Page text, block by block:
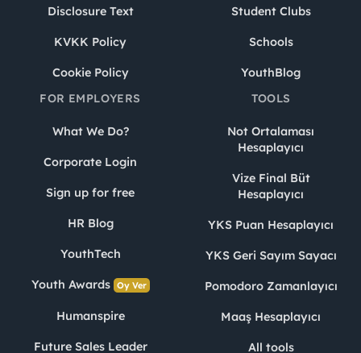
Disclosure Text
KVKK Policy
Cookie Policy
Student Clubs
Schools
YouthBlog
FOR EMPLOYERS
What We Do?
Corporate Login
Sign up for free
HR Blog
YouthTech
Youth Awards Oy Ver
Humanspire
Future Sales Leader
TOOLS
Not Ortalaması
Hesaplayıcı
Vize Final Büt
Hesaplayıcı
YKS Puan Hesaplayıcı
YKS Geri Sayım Sayacı
Pomodoro Zamanlayıcı
Maaş Hesaplayıcı
All tools